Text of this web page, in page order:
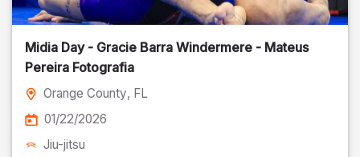
Midia Day - Gracie Barra Windermere - Mateus
Pereira Fotografia
Orange County, FL
01/22/2026
Jiu-jitsu